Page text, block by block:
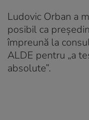
Ludovic Orban a
posibil ca
împreună la
ALDE pentru „a
absolute”.